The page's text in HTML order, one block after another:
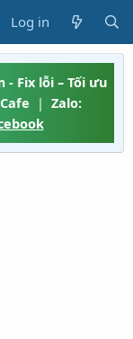
Log in
- Fix lỗi – Tối ưu
| Zalo: